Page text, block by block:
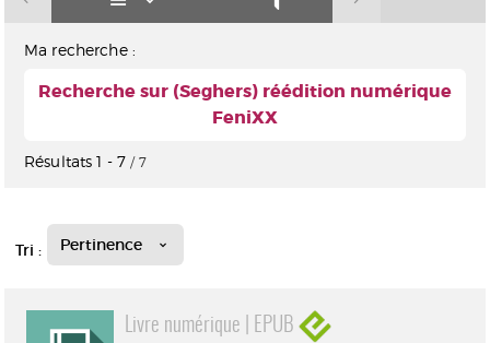
Ma recherche :
Recherche sur (Seghers) réédition numérique
FeniXX
Résultats1 - 7 / 7
Tri : Pertinence
Livre numérique | EPUB